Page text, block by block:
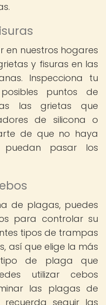
en nuestros hogares
y fisuras en las
Inspecciona tu
puntos de
las grietas que
de silicona o
de que no haya
pasar los
de plagas, puedes
para controlar su
tipos de trampas
así que elige la más
de plaga que
utilizar cebos
las plagas de
seguir las